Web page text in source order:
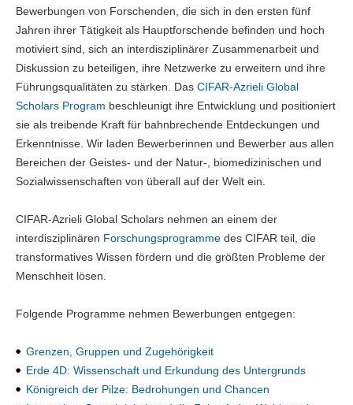
Bewerbungen von Forschenden, die sich in den ersten fünf
Jahren ihrer Tätigkeit als Hauptforschende befinden und hoch
motiviert sind, sich an interdisziplinärer Zusammenarbeit und
Diskussion zu beteiligen, ihre Netzwerke zu erweitern und ihre
Führungsqualitäten zu stärken. Das CIFAR-Azrieli Global
Scholars Program beschleunigt ihre Entwicklung und positioniert
sie als treibende Kraft für bahnbrechende Entdeckungen und
Erkenntnisse. Wir laden Bewerberinnen und Bewerber aus allen
Bereichen der Geistes- und der Natur-, biomedizinischen und
Sozialwissenschaften von überall auf der Welt ein.
CIFAR-Azrieli Global Scholars nehmen an einem der
interdisziplinären Forschungsprogramme des CIFAR teil, die
transformatives Wissen fördern und die größten Probleme der
Menschheit lösen.
Folgende Programme nehmen Bewerbungen entgegen:
Grenzen, Gruppen und Zugehörigkeit
Erde 4D: Wissenschaft und Erkundung des Untergrunds
Königreich der Pilze: Bedrohungen und Chancen